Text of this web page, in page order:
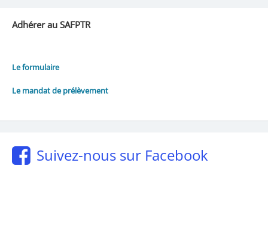
Adhérer au SAFPTR
Le formulaire
Le mandat de prélèvement
Suivez-nous sur Facebook